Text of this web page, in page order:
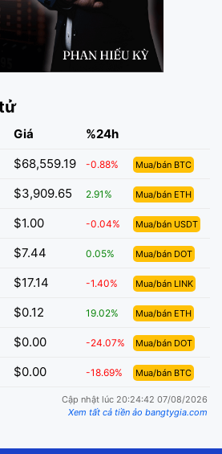
Giá %24h
$68,559.19 -0.88% Mua/bán BTC
$3,909.65 2.91% Mua/bán ETH
$1.00 -0.04% Mua/bán USDT
$7.44 0.05% Mua/bán DOT
$17.14 -1.40% Mua/bán LINK
$0.12 19.02% Mua/bán ETH
$0.00 -24.07% Mua/bán DOT
$0.00 -18.69% Mua/bán BTC
Cập nhật lúc 20:24:42 07/08/2026
Xem tất cả tiền ảo bangtygia.com